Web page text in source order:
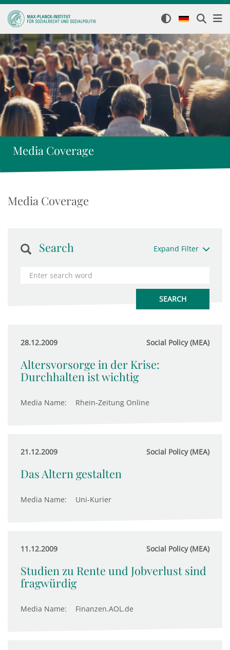
Media Coverage
Media Coverage
Search Expand Filter
28.12.2009 Social Policy (MEA)
Altersvorsorge in der Krise:
Durchhalten ist wichtig
Media Name: Rhein-Zeitung Online
21.12.2009 Social Policy (MEA)
Das Altern gestalten
Media Name: Uni-Kurier
11.12.2009 Social Policy (MEA)
Studien zu Rente und Jobverlust sind
fragwürdig
Media Name: Finanzen.AOL.de